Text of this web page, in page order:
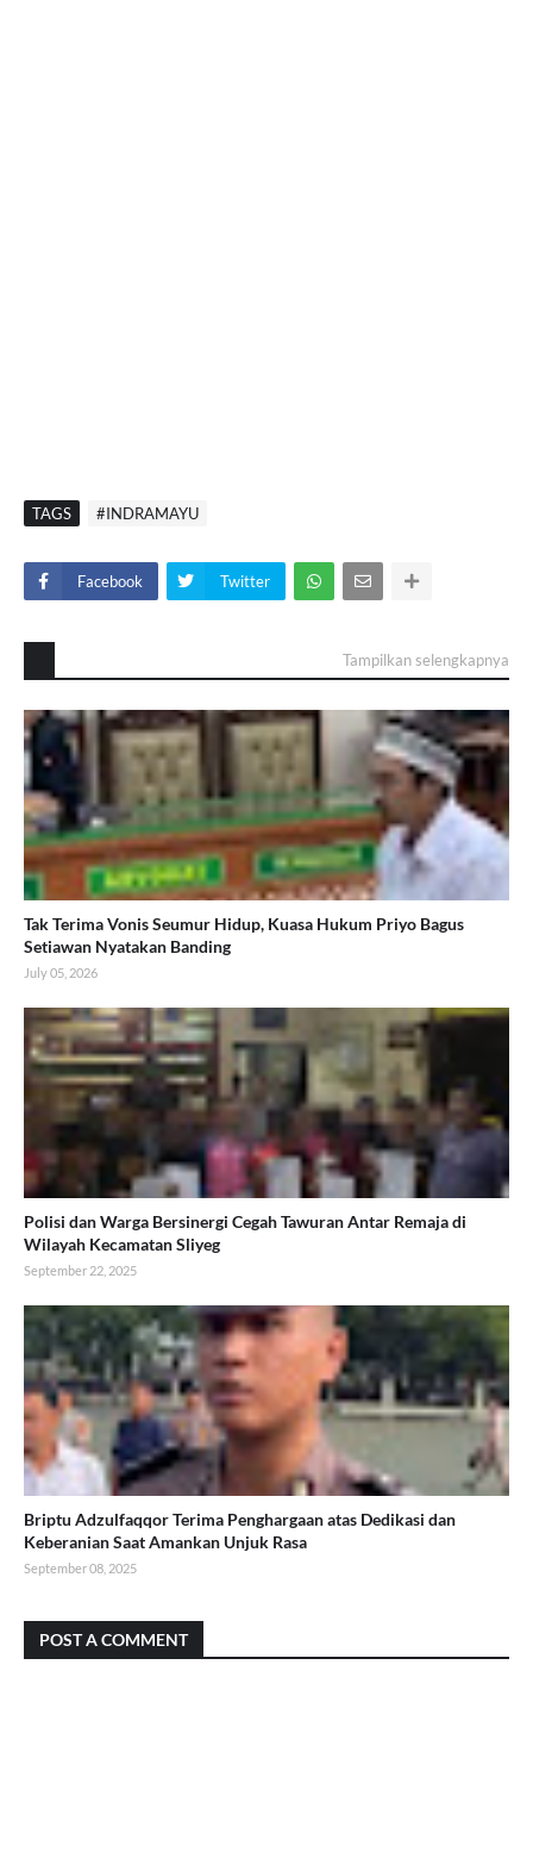
TAGS #INDRAMAYU
Facebook Twitter
Tampilkan selengkapnya
Tak Terima Vonis Seumur Hidup, Kuasa Hukum Priyo Bagus
Setiawan Nyatakan Banding
July 05, 2026
Polisi dan Warga Bersinergi Cegah Tawuran Antar Remaja di
Wilayah Kecamatan Sliyeg
September 22, 2025
Briptu Adzulfaqqor Terima Penghargaan atas Dedikasi dan
Keberanian Saat Amankan Unjuk Rasa
September 08, 2025
POST A COMMENT